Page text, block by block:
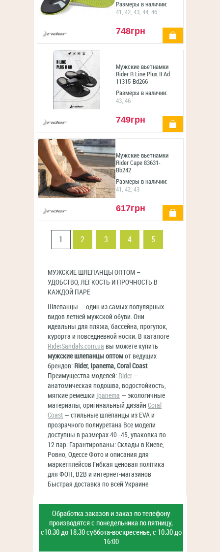
Размеры в наличии:
41, 42, 43, 44, 46
748грн купить
Мужские вьетнамки
Rider R Line Plus II Ad
11315-Bd266
Размеры в наличии:
43, 46
749грн купить
Мужские вьетнамки
Rider Cape 83631-
Bb242
Размеры в наличии:
41, 42, 43
617грн купить
1 2 3 4 5
МУЖСКИЕ ШЛЕПАНЦЫ ОПТОМ –
УДОБСТВО, ЛЁГКОСТЬ И ПРОЧНОСТЬ В
КАЖДОЙ ПАРЕ
Шлепанцы — один из самых популярных
видов летней мужской обуви. Они
идеальны для пляжа, бассейна, прогулок,
курорта и повседневной носки. В каталоге
RiderSandals.com.ua вы можете купить
мужские шлепанцы оптомот ведущих
брендов: Rider, Ipanema, Coral Coast.
Преимущества моделей: Rider —
анатомическая подошва, водостойкость,
мягкие ремешки Ipanema — экологичные
материалы, оригинальный дизайн Coral
Coast — стильные шлёпанцы из EVA и
прозрачного полиуретана Все модели
доступны в размерах 40–45, упаковка по
12 пар. Гарантированы: Склады в Киеве,
Ровно, Одессе Фото и описания для
маркетплейсов Гибкая ценовая політика
для ФОП, B2B и интернет-магазинов
Быстрая доставка по всей Украине
Обработка заказов и заказ по телефону
производятся с понедельника по пятницу,
с10:30 до 18:30суббота-воскресенье,с 10:30 до
16:00